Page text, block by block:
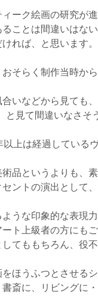
ーク絵画の研究が
ことは間違いはな
れば、と思います。
そらく制作当時か
いなどから見ても
と見て間違いなさそ
上は経過している
品というよりも、
ントの演出として
うな印象的な表現力
ト上級者の方にも
てももちろん、役
ほうふつとさせる
斎に、リビングに・